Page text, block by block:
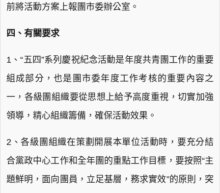
前將活動方案上報團市委辦公室。
四、有關要求
1、“五四”系列慶祝紀念活動是年度共青團工作的重要
組成部分，也是團市委年度工作考核的重要內容之
一，各級團組織要從思想上給予高度重視，切實加強
領導，精心組織籌備，確保活動效果。
2、各級團組織在策劃開展本單位活動時，要充分結
合黨政中心工作和全年團的重點工作目標，要按照“主
題鮮明，面向團員，立足基層，務求實效”的原則，突